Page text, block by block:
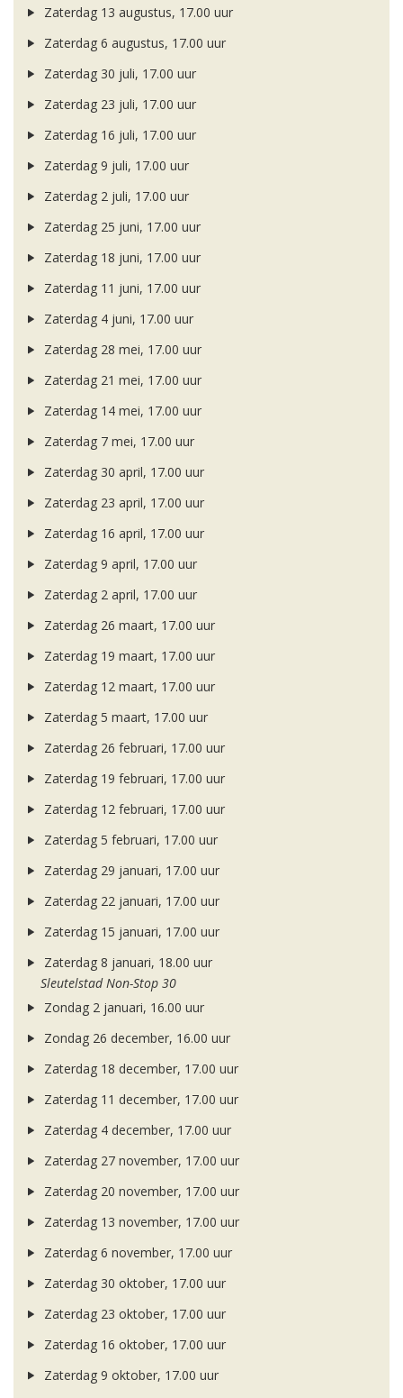
Zaterdag 13 augustus, 17.00 uur
Zaterdag 6 augustus, 17.00 uur
Zaterdag 30 juli, 17.00 uur
Zaterdag 23 juli, 17.00 uur
Zaterdag 16 juli, 17.00 uur
Zaterdag 9 juli, 17.00 uur
Zaterdag 2 juli, 17.00 uur
Zaterdag 25 juni, 17.00 uur
Zaterdag 18 juni, 17.00 uur
Zaterdag 11 juni, 17.00 uur
Zaterdag 4 juni, 17.00 uur
Zaterdag 28 mei, 17.00 uur
Zaterdag 21 mei, 17.00 uur
Zaterdag 14 mei, 17.00 uur
Zaterdag 7 mei, 17.00 uur
Zaterdag 30 april, 17.00 uur
Zaterdag 23 april, 17.00 uur
Zaterdag 16 april, 17.00 uur
Zaterdag 9 april, 17.00 uur
Zaterdag 2 april, 17.00 uur
Zaterdag 26 maart, 17.00 uur
Zaterdag 19 maart, 17.00 uur
Zaterdag 12 maart, 17.00 uur
Zaterdag 5 maart, 17.00 uur
Zaterdag 26 februari, 17.00 uur
Zaterdag 19 februari, 17.00 uur
Zaterdag 12 februari, 17.00 uur
Zaterdag 5 februari, 17.00 uur
Zaterdag 29 januari, 17.00 uur
Zaterdag 22 januari, 17.00 uur
Zaterdag 15 januari, 17.00 uur
Zaterdag 8 januari, 18.00 uur
Sleutelstad Non-Stop 30
Zondag 2 januari, 16.00 uur
Zondag 26 december, 16.00 uur
Zaterdag 18 december, 17.00 uur
Zaterdag 11 december, 17.00 uur
Zaterdag 4 december, 17.00 uur
Zaterdag 27 november, 17.00 uur
Zaterdag 20 november, 17.00 uur
Zaterdag 13 november, 17.00 uur
Zaterdag 6 november, 17.00 uur
Zaterdag 30 oktober, 17.00 uur
Zaterdag 23 oktober, 17.00 uur
Zaterdag 16 oktober, 17.00 uur
Zaterdag 9 oktober, 17.00 uur